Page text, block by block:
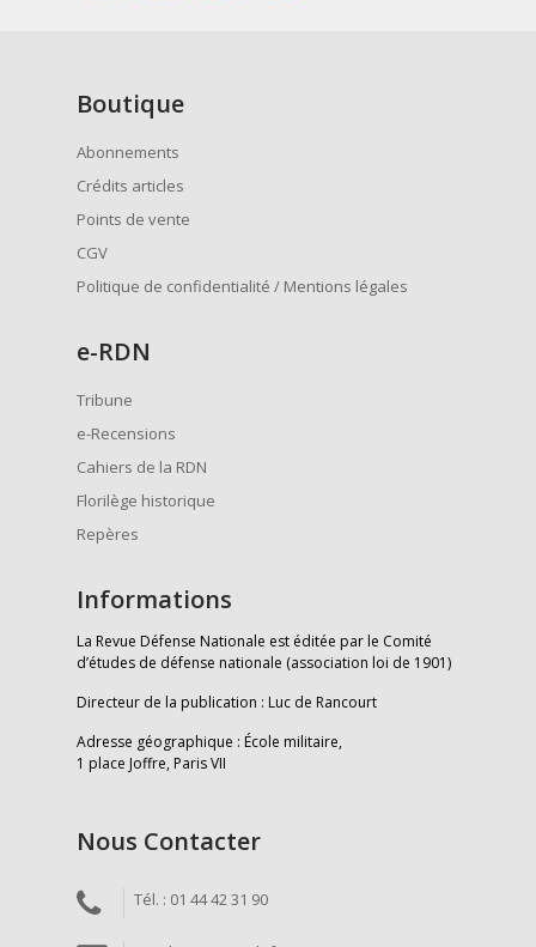
Boutique
Abonnements
Crédits articles
Points de vente
CGV
Politique de confidentialité / Mentions légales
e-RDN
Tribune
e-Recensions
Cahiers de la RDN
Florilège historique
Repères
Informations
La Revue Défense Nationale est éditée par le Comité
d’études de défense nationale (association loi de 1901)
Directeur de la publication : Luc de Rancourt
Adresse géographique : École militaire,
1 place Joffre, Paris VII
Nous Contacter
Tél. : 01 44 42 31 90